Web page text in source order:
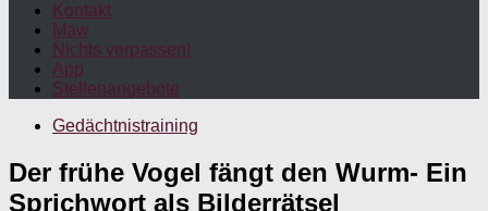
Kontakt
Maw
Nichts verpassen!
App
Stellenangebote
Gedächtnistraining
Der frühe Vogel fängt den Wurm- Ein
Sprichwort als Bilderrätsel